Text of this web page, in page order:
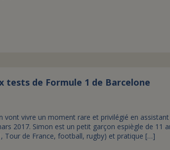
de Formule 1 de Barcelone
vont vivre un moment rare et privilégié en
2017. Simon est un petit garçon espiègle de 11
Tour de France, football, rugby) et pratique […]